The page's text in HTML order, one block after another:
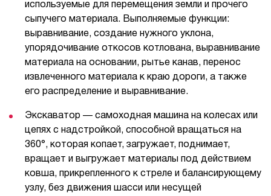
используемые для перемещения земли и прочего
сыпучего материала. Выполняемые функции:
выравнивание, создание нужного уклона,
упорядочивание откосов котлована, выравнивание
материала на основании, рытье канав, перенос
извлеченного материала к краю дороги, а также
его распределение и выравнивание.
Экскаватор — самоходная машина на колесах или
цепях с надстройкой, способной вращаться на
360°, которая копает, загружает, поднимает,
вращает и выгружает материалы под действием
ковша, прикрепленного к стреле и балансирующему
узлу, без движения шасси или несущей